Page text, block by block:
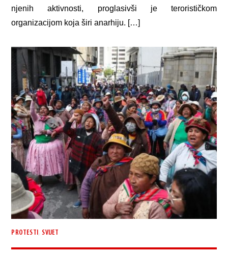
njenih aktivnosti, proglasivši je terorističkom
organizacijom koja širi anarhiju. […]
PROTESTI SVIJET